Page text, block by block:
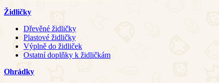
Židličky
Dřevěné židličky
Plastové židličky
Výplně do židliček
Ostatní doplňky k židličkám
Ohrádky